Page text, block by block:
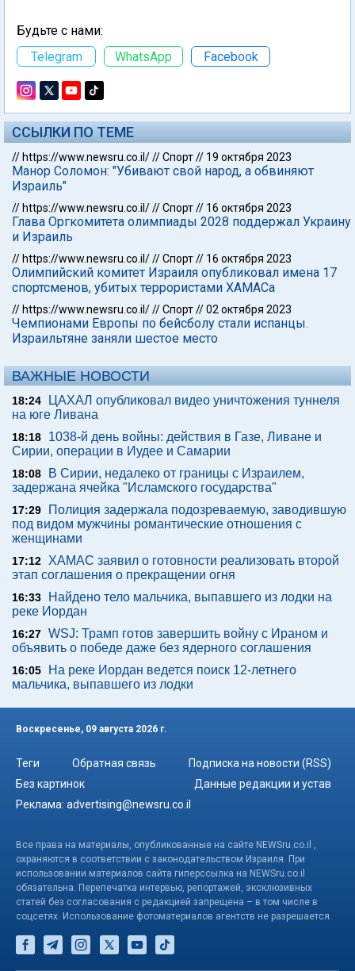
Будьте с нами:
Telegram
WhatsApp Facebook
ССЫЛКИ ПО ТЕМЕ
// https://www.newsru.co.il///Спорт// 19 октября 2023
Манор Соломон: "Убивают свой народ, а обвиняют
Израиль"
// https://www.newsru.co.il///Спорт// 16 октября 2023
Глава Оргкомитета олимпиады 2028 поддержал Украину
и Израиль
// https://www.newsru.co.il///Спорт// 16 октября 2023
Олимпийский комитет Израиля опубликовал имена 17
спортсменов, убитых террористами ХАМАСа
// https://www.newsru.co.il///Спорт//02 октября 2023
Чемпионами Европы по бейсболу стали испанцы.
Израильтяне заняли шестое место
ВАЖНЫЕ НОВОСТИ
18:24
ЦАХАЛ опубликовал видео уничтожения туннеля
на юге Ливана
18:18
1038-й день войны: действия в Газе, Ливане и
Сирии, операции в Иудее и Самарии
18:08
В Сирии, недалеко от границы с Израилем,
задержана ячейка "Исламского государства"
17:29
Полиция задержала подозреваемую, заводившую
под видом мужчины романтические отношения с
женщинами
17:12
ХАМАС заявил о готовности реализовать второй
этап соглашения о прекращении огня
16:33
Найдено тело мальчика, выпавшего из лодки на
реке Иордан
16:27 WSJ: Трамп готов завершить войну с Ираном и
объявить о победе даже без ядерного соглашения
16:05
На реке Иордан ведется поиск 12-летнего
мальчика, выпавшего из лодки
Воскресенье, 09 августа 2026 г.
Теги Обратная связь
Подписка на новости (RSS)
Без картинок
Данные редакции и устав
Реклама: advertising@newsru.co.il
Все права на материалы, опубликованные на сайте NEWSru.co.il ,
охраняются в соответствии с законодательством Израиля. При
использовании материалов сайта гиперссылка на NEWSru.co.il
обязательна. Перепечатка интервью, репортажей, эксклюзивных
статей без согласования с редакцией запрещена – в том числе в
соцсетях. Использование фотоматериалов агентств не разрешается.